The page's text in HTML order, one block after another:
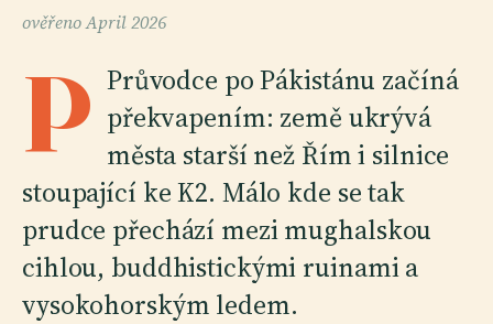
ověřenoApril 2026
P Průvodce po Pákistánu začíná
překvapením: země ukrývá
města starší než Řím i silnice
stoupající ke K2. Málo kde se tak
prudce přechází mezi mughalskou
cihlou, buddhistickými ruinami a
vysokohorským ledem.